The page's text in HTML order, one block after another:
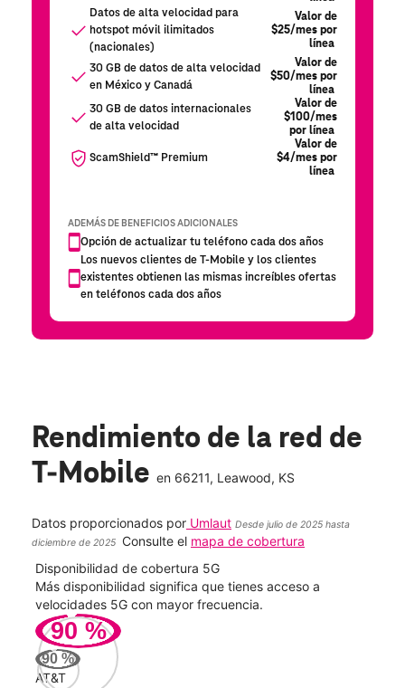
Rendimiento de la red de
T-Mobile en 66211, Leawood, KS
Datos proporcionados por Umlaut Desde julio de 2025 hasta
diciembre de 2025
Consulte el mapa de cobertura
Disponibilidad de cobertura 5G
Más disponibilidad significa que tienes acceso a
velocidades 5G con mayor frecuencia.
90 %
90 %
AT&T